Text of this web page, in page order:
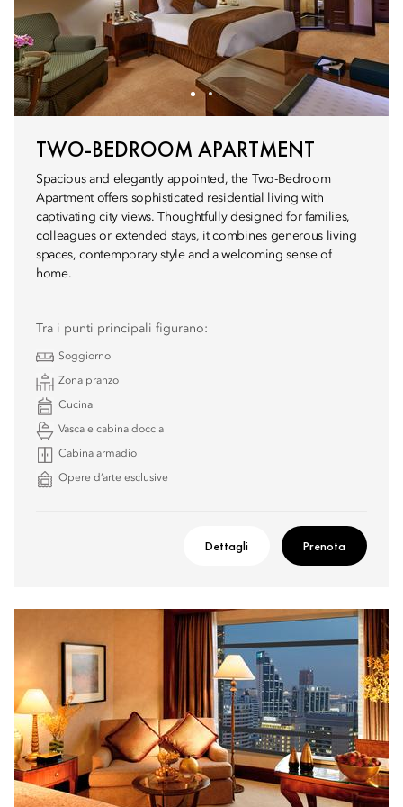
TWO-BEDROOM APARTMENT
Spacious and elegantly appointed, the Two-Bedroom
Apartment offers sophisticated residential living with
captivating city views. Thoughtfully designed for families,
colleagues or extended stays, it combines generous living
spaces, contemporary style and a welcoming sense of
home.
Tra i punti principali figurano:
Soggiorno
Zona pranzo
Cucina
Vasca e cabina doccia
Cabina armadio
Opere d’arte esclusive
Dettagli Prenota